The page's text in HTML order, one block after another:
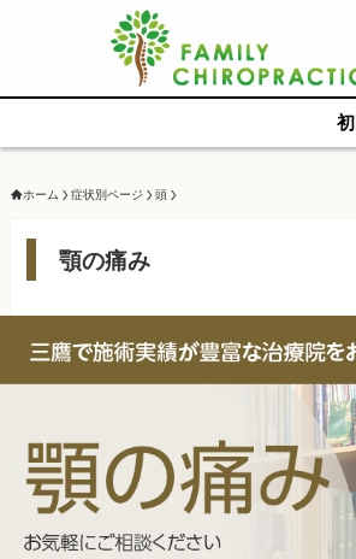
初回枠が埋まりや
ホーム 症状別ページ 頭
顎の痛み